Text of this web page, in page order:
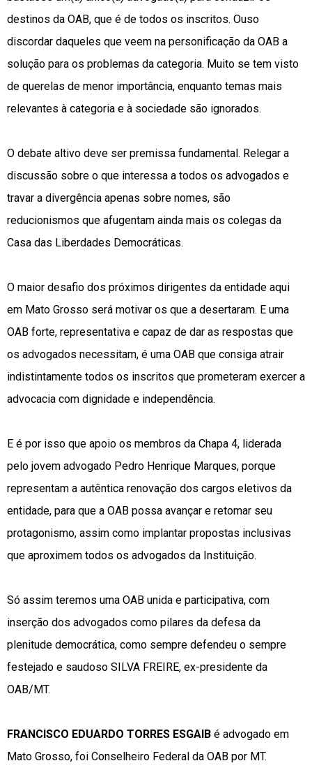
destinos da OAB, que é de todos os inscritos. Ouso
discordar daqueles que veem na personificação da OAB a
solução para os problemas da categoria. Muito se tem visto
de querelas de menor importância, enquanto temas mais
relevantes à categoria e à sociedade são ignorados.
O debate altivo deve ser premissa fundamental. Relegar a
discussão sobre o que interessa a todos os advogados e
travar a divergência apenas sobre nomes, são
reducionismos que afugentam ainda mais os colegas da
Casa das Liberdades Democráticas.
O maior desafio dos próximos dirigentes da entidade aqui
em Mato Grosso será motivar os que a desertaram. E uma
OAB forte, representativa e capaz de dar as respostas que
os advogados necessitam, é uma OAB que consiga atrair
indistintamente todos os inscritos que prometeram exercer a
advocacia com dignidade e independência.
E é por isso que apoio os membros da Chapa 4, liderada
pelo jovem advogado Pedro Henrique Marques, porque
representam a autêntica renovação dos cargos eletivos da
entidade, para que a OAB possa avançar e retomar seu
protagonismo, assim como implantar propostas inclusivas
que aproximem todos os advogados da Instituição.
Só assim teremos uma OAB unida e participativa, com
inserção dos advogados como pilares da defesa da
plenitude democrática, como sempre defendeu o sempre
festejado e saudoso SILVA FREIRE, ex-presidente da
OAB/MT.
FRANCISCO EDUARDO TORRES ESGAIB é advogado em
Mato Grosso, foi Conselheiro Federal da OAB por MT.